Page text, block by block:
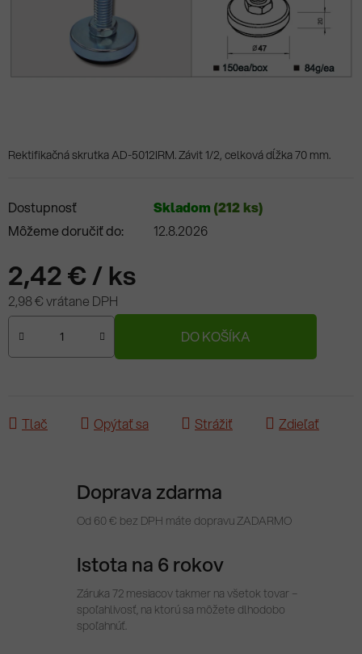
Rektifikačná skrutka AD-5012IRM. Závit 1/2, celková dĺžka 70 mm.
Dostupnosť Skladom (212 ks)
Môžeme doručiť do:
12.8.2026
2,42 €/ ks
2,98 € vrátane DPH
DO KOŠÍKA
Tlač Opýtať sa Strážiť Zdieľať
Doprava zdarma
Od 60 € bez DPH máte dopravu ZADARMO
Istota na 6 rokov
Záruka 72 mesiacov takmer na všetok tovar –
spoľahlivosť, na ktorú sa môžete dlhodobo
spoľahnúť.